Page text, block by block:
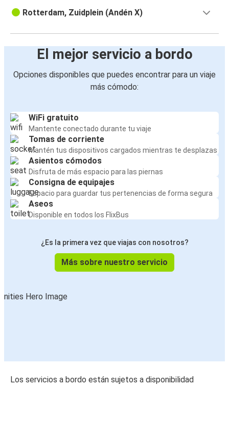
Rotterdam, Zuidplein (Andén X)
El mejor servicio a bordo
Opciones disponibles que puedes encontrar para un viaje
más cómodo:
WiFi gratuito
Mantente conectado durante tu viaje
Tomas de corriente
Mantén tus dispositivos cargados mientras te desplazas
Asientos cómodos
Disfruta de más espacio para las piernas
Consigna de equipajes
Espacio para guardar tus pertenencias de forma segura
Aseos
Disponible en todos los FlixBus
¿Es la primera vez que viajas con nosotros?
Más sobre nuestro servicio
Los servicios a bordo están sujetos a disponibilidad